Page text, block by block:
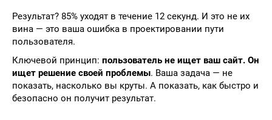
Результат? 85% уходят в течение 12 секунд. И это не их
вина — это ваша ошибка в проектировании пути
пользователя.
Ключевой принцип: пользователь не ищет ваш сайт. Он
ищет решение своей проблемы. Ваша задача — не
показать, насколько вы круты. А показать, как быстро и
безопасно он получит результат.